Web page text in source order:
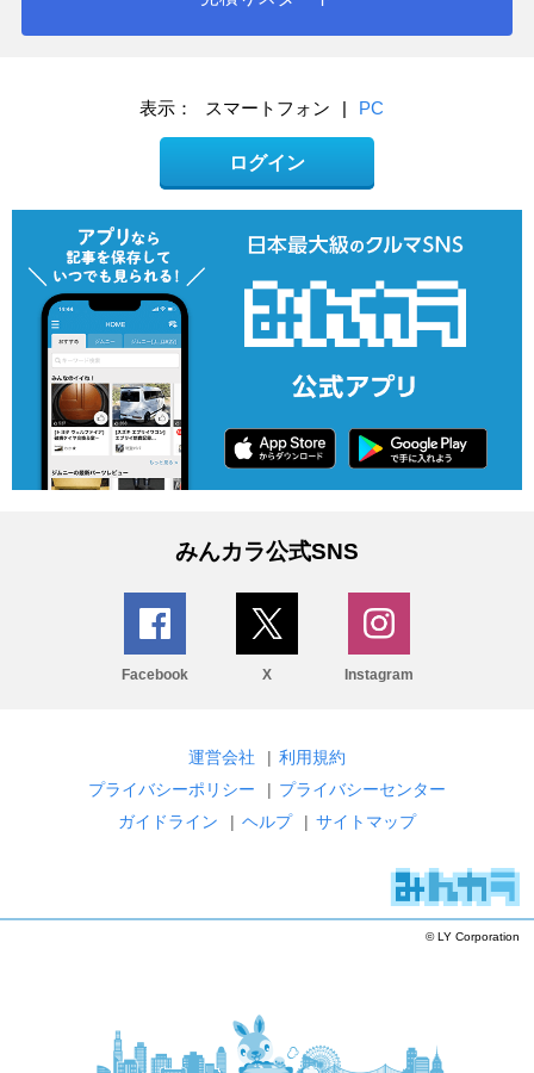
表示： スマートフォン | PC
ログイン
みんカラ公式SNS
Facebook X Instagram
運営会社 | 利用規約
プライバシーポリシー
| プライバシーセンター
ガイドライン
| ヘルプ | サイトマップ
© LY Corporation